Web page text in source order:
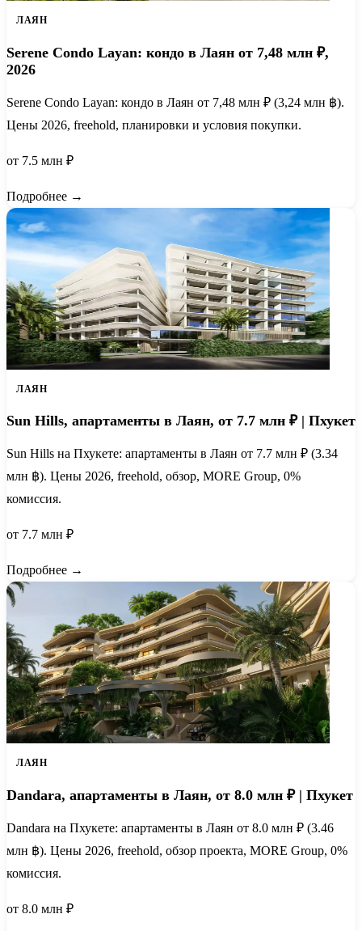
ЛАЯН
Serene Condo Layan: кондо в Лаян от 7,48 млн ₽,
2026
Serene Condo Layan: кондо в Лаян от 7,48 млн ₽ (3,24 млн ฿).
Цены 2026, freehold, планировки и условия покупки.
от 7.5 млн ₽
Подробнее →
ЛАЯН
Sun Hills, апартаменты в Лаян, от 7.7 млн ₽ | Пхукет
Sun Hills на Пхукете: апартаменты в Лаян от 7.7 млн ₽ (3.34
млн ฿). Цены 2026, freehold, обзор, MORE Group, 0%
комиссия.
от 7.7 млн ₽
Подробнее →
ЛАЯН
Dandara, апартаменты в Лаян, от 8.0 млн ₽ | Пхукет
Dandara на Пхукете: апартаменты в Лаян от 8.0 млн ₽ (3.46
млн ฿). Цены 2026, freehold, обзор проекта, MORE Group, 0%
комиссия.
от 8.0 млн ₽